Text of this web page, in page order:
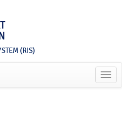
(RIS)